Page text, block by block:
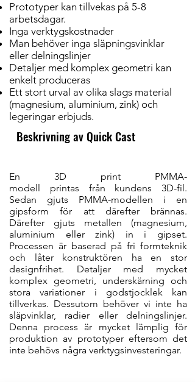
Prototyper kan tillvekas på 5-8
arbetsdagar.
Inga verktygskostnader
Man behöver inga släpningsvinklar
eller delningslinjer
Detaljer med komplex geometri kan
enkelt produceras
Ett stort urval av olika slags material
(magnesium, aluminium, zink) och
legeringar erbjuds.
Beskrivning av Quick Cast
En 3D print PMMA-
modell printas från kundens 3D-fil.
Sedan gjuts PMMA-modellen i en
gipsform för att därefter brännas.
Därefter gjuts metallen (magnesium,
aluminium eller zink) in i gipset.
Processen är baserad på fri formteknik
och låter konstruktören ha en stor
designfrihet. Detaljer med mycket
komplex geometri, underskärning och
stora variationer i godstjocklek kan
tillverkas. Dessutom behöver vi inte ha
släpvinklar, radier eller delningslinjer.
Denna process är mycket lämplig för
produktion av prototyper eftersom det
inte behövs några verktygsinvesteringar.